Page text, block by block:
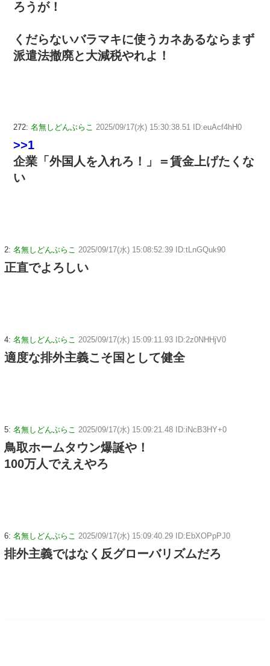
ろうが！
くだらないバラマキに使うカネあるならまず
派遣法撤廃と大減税やれよ！
272: 名無しどんぶらこ 2025/09/17(水) 15:30:38.51 ID:euAcf4hH0
>>1
企業「外国人を入れろ！」＝賃金上げたくな
い
2: 名無しどんぶらこ 2025/09/17(水) 15:08:52.39 ID:tLnGQuk90
正直でよろしい
4: 名無しどんぶらこ 2025/09/17(水) 15:09:11.93 ID:2z0NHHjV0
適度な排外主義こそ国として健全
5: 名無しどんぶらこ 2025/09/17(水) 15:09:21.48 ID:iNcB3HY+0
鳥取ホームタウン爆誕や！
100万人でええやろ
6: 名無しどんぶらこ 2025/09/17(水) 15:09:40.29 ID:EbXOPpPJ0
排外主義ではなく反グローバリズムだろ